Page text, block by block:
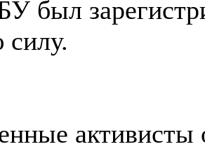
был
силу.
активисты